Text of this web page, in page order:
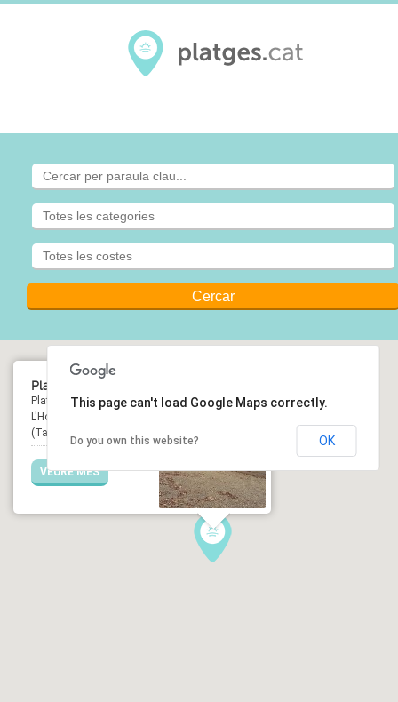
Platja del Torn
Platja del Torn,
L'Hospitalet de l'Infant
(Tarragona)
VEURE MÉS
This page can't load Google Maps correctly.
Do you own this website? OK